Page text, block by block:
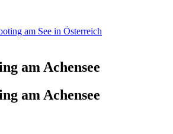
am Achensee
am Achensee